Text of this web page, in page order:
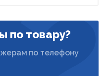
по товару?
по телефону